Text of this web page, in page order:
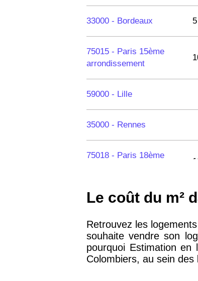
33000 - Bordeaux
75015 - Paris 15ème
arrondissement
59000 - Lille
35000 - Rennes
75018 - Paris 18ème
75020 -Paris 20ème
75019 -Paris 19ème
arrondissement
Le coût du m²
Retrouvez les
souhaite vendre son
pourquoi Estimation
Colombiers, au sein des